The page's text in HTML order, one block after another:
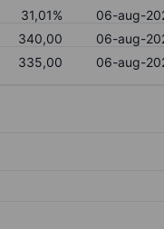
31,01%
06-aug-
340,00
06-aug-
335,00 06-aug-